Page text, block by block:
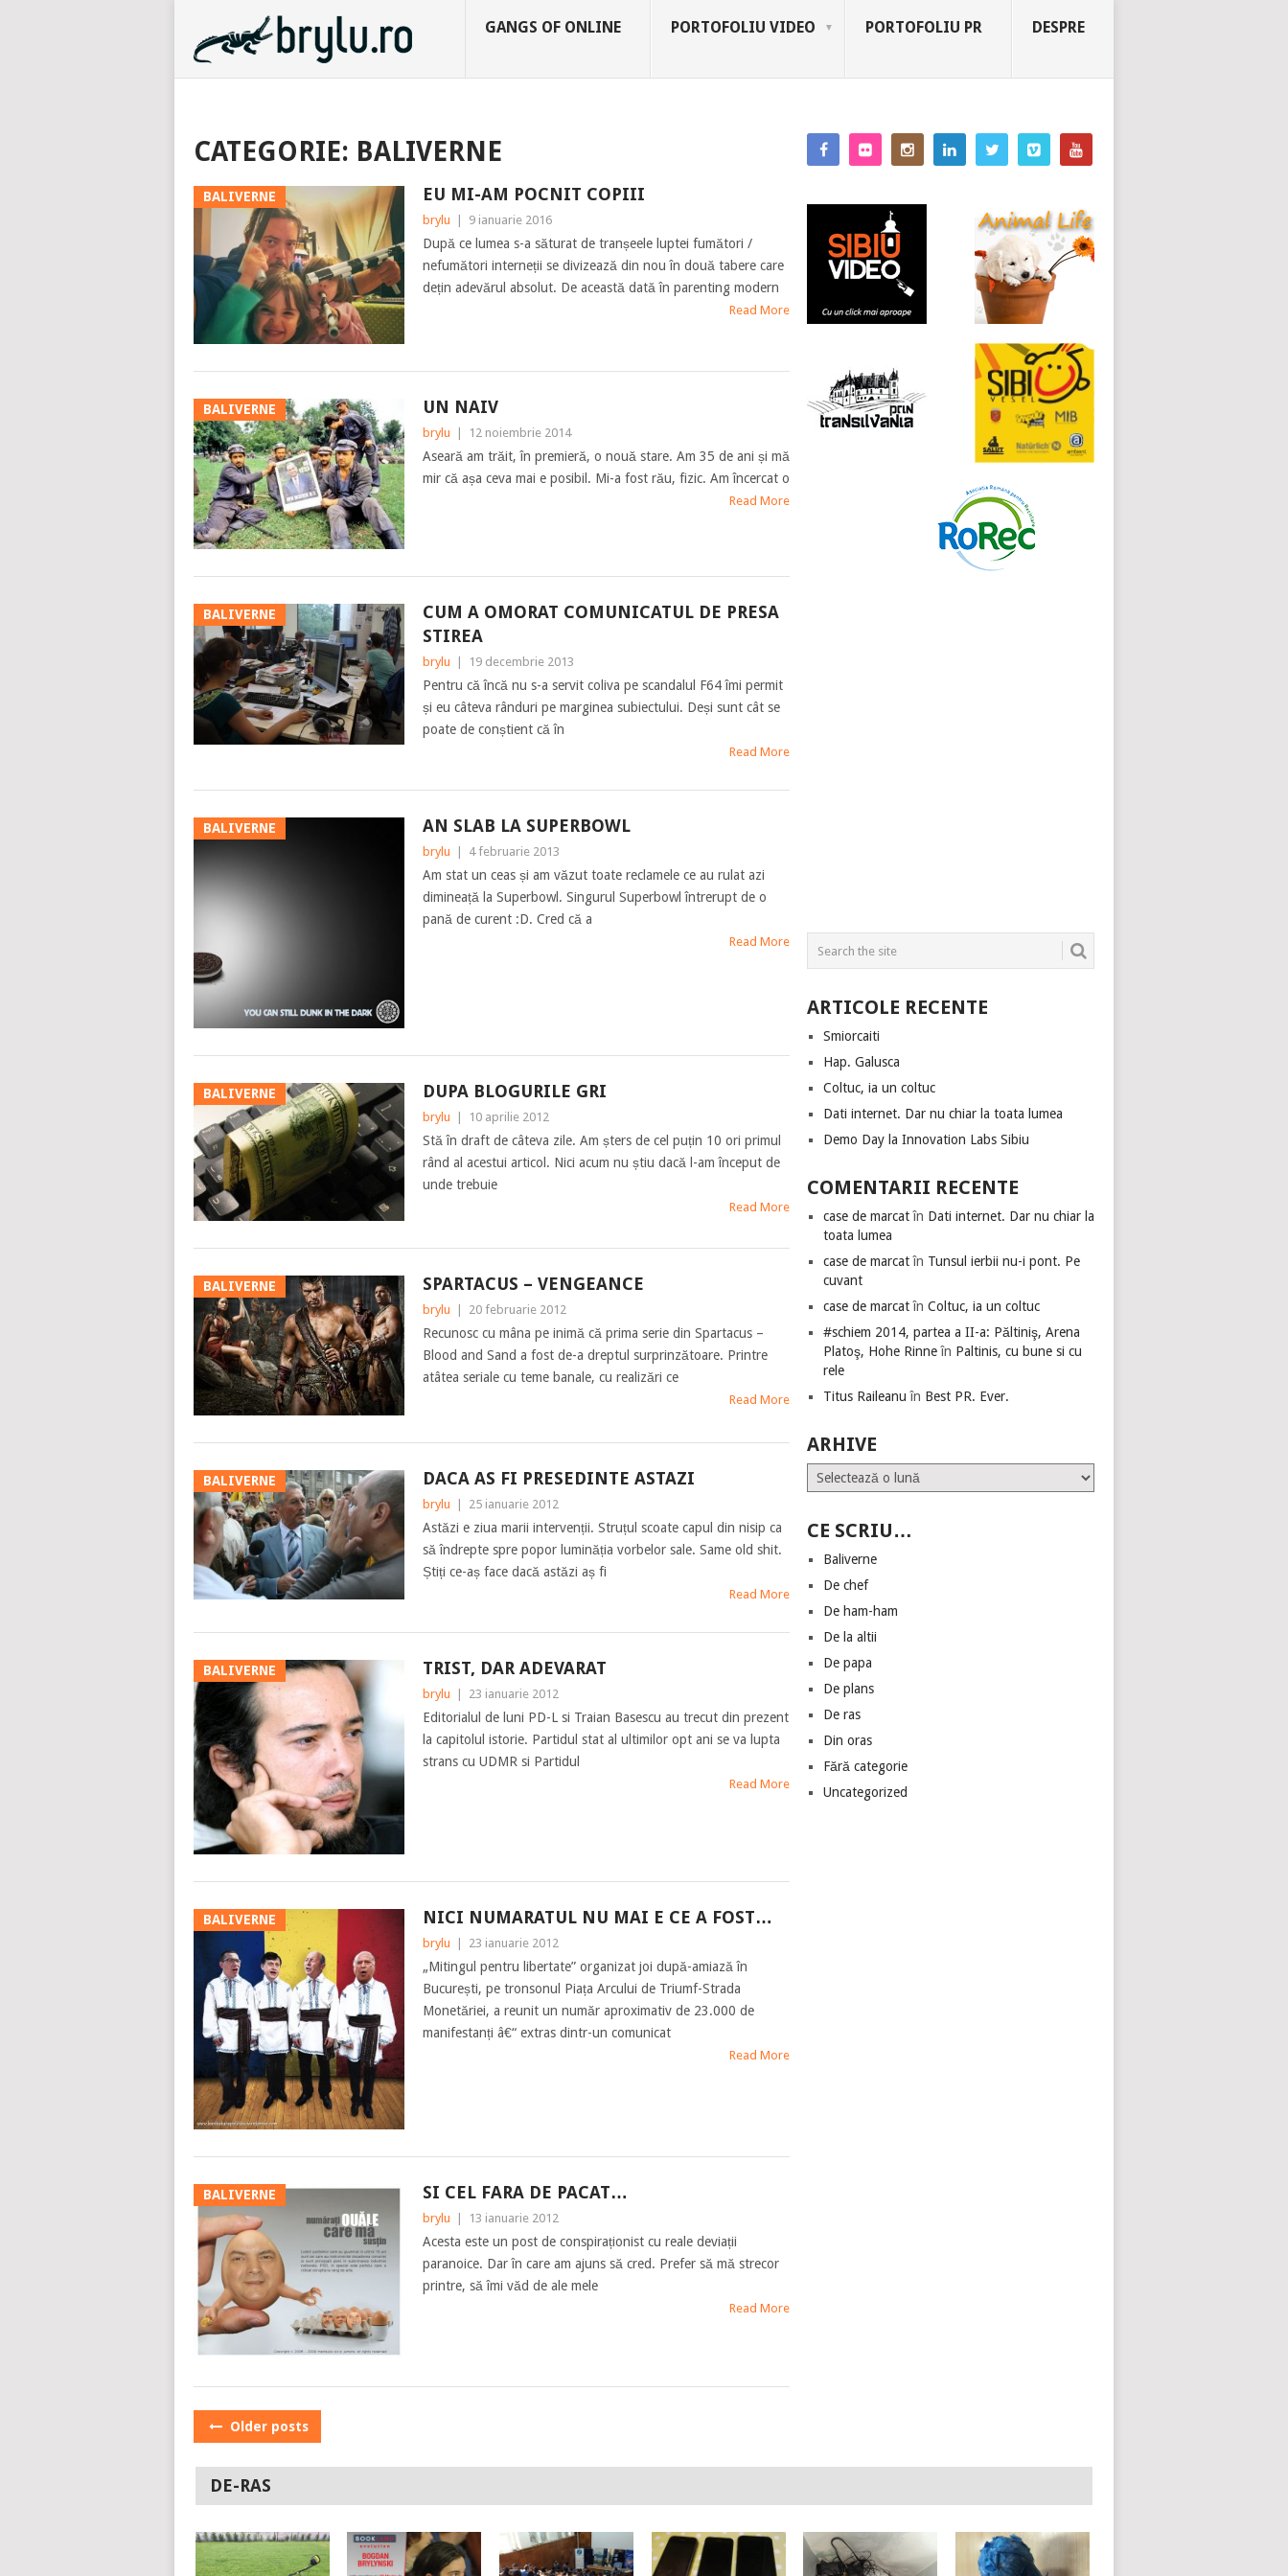
GANGS OF ONLINE PORTOFOLIU VIDEO PORTOFOLIU PR DESPRE
CATEGORIE: BALIVERNE
BALIVERNE EU MI-AM POCNIT COPIII
brylu 9 ianuarie 2016
După ce lumea s-a săturat de tranșeele luptei fumători /
nefumători interneții se divizează din nou în două tabere care
dețin adevărul absolut. De această dată în parenting modern
Read More
BALIVERNE UN NAIV
brylu 12 noiembrie 2014
Aseară am trăit, în premieră, o nouă stare. Am 35 de ani și mă
mir că așa ceva mai e posibil. Mi-a fost rău, fizic. Am încercat o
Read More
BALIVERNE
CUM A OMORAT COMUNICATUL DE PRESA
STIREA
brylu 19 decembrie 2013
Pentru că încă nu s-a servit coliva pe scandalul F64 îmi permit
și eu câteva rânduri pe marginea subiectului. Deși sunt cât se
poate de conștient că în
Read More
BALIVERNE AN SLAB LA SUPERBOWL
brylu 4 februarie 2013
Am stat un ceas și am văzut toate reclamele ce au rulat azi
dimineață la Superbowl. Singurul Superbowl întrerupt de o
pană de curent :D. Cred că a
Read More
BALIVERNE DUPA BLOGURILE GRI
brylu 10 aprilie 2012
Stă în draft de câteva zile. Am șters de cel puțin 10 ori primul
rând al acestui articol. Nici acum nu știu dacă l-am început de
unde trebuie
Read More
BALIVERNE SPARTACUS – VENGEANCE
brylu | 20 februarie 2012
Recunosc cu mâna pe inimă că prima serie din Spartacus –
Blood and Sand a fost de-a dreptul surprinzătoare. Printre
atâtea seriale cu teme banale, cu realizări ce
Read More
BALIVERNE DACA AS FI PRESEDINTE ASTAZI
brylu 25 ianuarie 2012
Astăzi e ziua marii intervenții. Struțul scoate capul din nisip ca
să îndrepte spre popor luminăția vorbelor sale. Same old shit.
Știți ce-aș face dacă astăzi aș fi
Read More
BALIVERNE TRIST, DAR ADEVARAT
brylu 23 ianuarie 2012
Editorialul de luni PD-L si Traian Basescu au trecut din prezent
la capitolul istorie. Partidul stat al ultimilor opt ani se va lupta
strans cu UDMR si Partidul
Read More
BALIVERNE NICI NUMARATUL NU MAI E CE A FOST…
brylu 23 ianuarie 2012
„Mitingul pentru libertate” organizat joi după-amiază în
București, pe tronsonul Piața Arcului de Triumf-Strada
Monetăriei, a reunit un număr aproximativ de 23.000 de
manifestanți â€“ extras dintr-un comunicat
Read More
BALIVERNE SI CEL FARA DE PACAT…
brylu | 13 ianuarie 2012
Acesta este un post de conspiraționist cu reale deviații
paranoice. Dar în care am ajuns să cred. Prefer să mă strecor
printre, să îmi văd de ale mele
Read More
POSTS
Older posts
ARTICOLE RECENTE
Smiorcaiti
Hap. Galusca
Coltuc, ia un coltuc
Dati internet. Dar nu chiar la toata lumea
Demo Day la Innovation Labs Sibiu
COMENTARII RECENTE
case de marcatîn Dati internet. Dar nu chiar la
toata lumea
case de marcatîn Tunsul ierbii nu-i pont. Pe
cuvant
case de marcatîn Coltuc, ia un coltuc
#schiem 2014, partea a II-a: Păltiniş, Arena
Platoş, Hohe Rinneîn Paltinis, cu bune si cu
rele
Titus Raileanu în Best PR. Ever.
ARHIVE
Arhive
CE SCRIU…
Baliverne
De chef
De ham-ham
De la altii
De papa
De plans
De ras
Din oras
Fără categorie
Uncategorized
DE-RAS